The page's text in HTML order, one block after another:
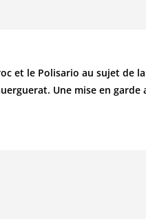
et le Polisario au sujet de
Une mise en